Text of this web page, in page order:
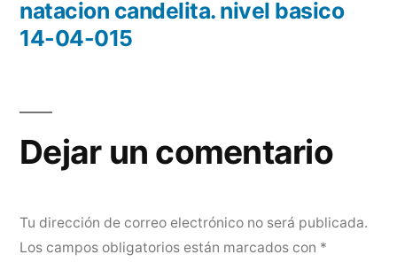
entradas
anterior:
natacion candelita. nivel basico
14-04-015
Dejar un comentario
Tu dirección de correo electrónico no será publicada.
Los campos obligatorios están marcados con *